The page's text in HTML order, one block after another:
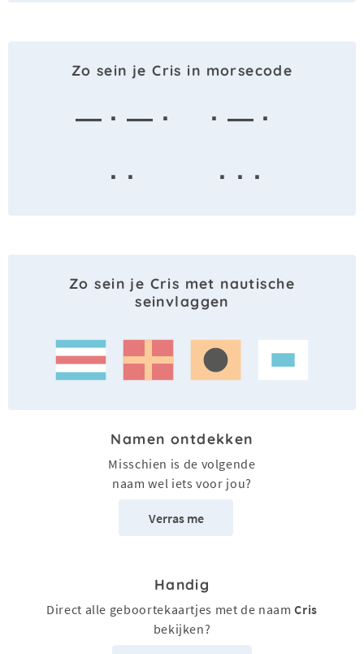
Zo sein je Cris in morsecode
— · — ·
· — ·
· ·
· · ·
Zo sein je Cris met nautische
seinvlaggen
Namen ontdekken
Misschien is de volgende
naam wel iets voor jou?
Verras me
Handig
Direct alle geboortekaartjes met de naamCris
bekijken?